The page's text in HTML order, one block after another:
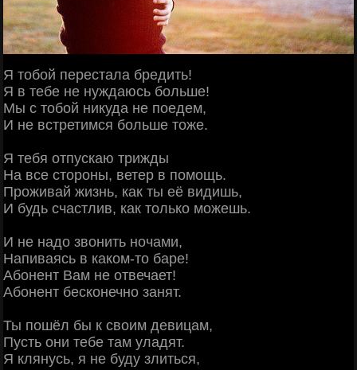
Я тобой перестала бредить!
Я в тебе не нуждаюсь больше!
Мы с тобой никуда не поедем,
И не встретимся больше тоже.
Я тебя отпускаю трижды
На все стороны, ветер в помощь.
Проживай жизнь, как ты её видишь,
И будь счастлив, как только можешь.
И не надо звонить ночами,
Напиваясь в каком-то баре!
Абонент Вам не отвечает!
Абонент бесконечно занят.
Ты пошёл бы к своим девицам,
Пусть они тебе там уладят.
Я клянусь, я не буду злиться,